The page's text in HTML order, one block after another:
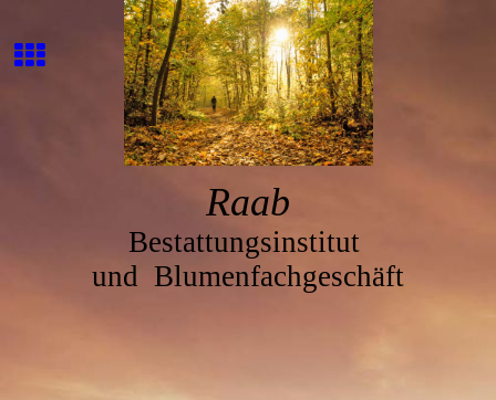
Raab
Bestattungsinstitut
und Blumenfachgeschäft